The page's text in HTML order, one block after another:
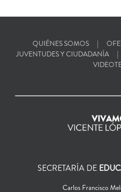
QUIÉNES SOMOS
JUVENTUDES Y CIUDADANÍA
SECRETARÍA DE
Carlos Francisco